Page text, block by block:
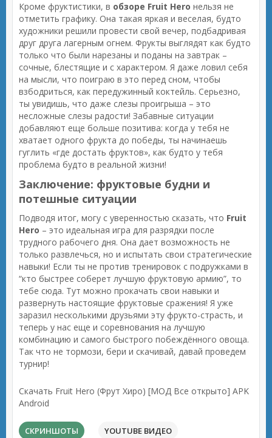
Кроме фруктистики, в обзоре Fruit Hero нельзя не
отметить графику. Она такая яркая и веселая, будто
художники решили провести свой вечер, подбадривая
друг друга лагерным огнем. Фрукты выглядят как будто
только что были нарезаны и поданы на завтрак –
сочные, блестящие и с характером. Я даже ловил себя
на мысли, что поиграю в это перед сном, чтобы
взбодриться, как передужинный коктейль. Серьезно,
ты увидишь, что даже слезы проигрыша – это
несложные слезы радости! Забавные ситуации
добавляют еще больше позитива: когда у тебя не
хватает одного фрукта до победы, ты начинаешь
гуглить «где достать фруктов», как будто у тебя
проблема будто в реальной жизни!
Заключение: фруктовые будни и
потешные ситуации
Подводя итог, могу с уверенностью сказать, что Fruit
Hero – это идеальная игра для разрядки после
трудного рабочего дня. Она дает возможность не
только развлечься, но и испытать свои стратегические
навыки! Если ты не против тренировок с подружками в
“кто быстрее соберет лучшую фруктовую армию”, то
тебе сюда. Тут можно прокачать свои навыки и
развернуть настоящие фруктовые сражения! Я уже
заразил несколькими друзьями эту фрукто-страсть, и
теперь у нас еще и соревнования на лучшую
комбинацию и самого быстрого побеждённого овоща.
Так что не тормози, бери и скачивай, давай проведем
турнир!
Скачать Fruit Hero (Фрут Хиро) [МОД Все открыто] APK
Android
СКРИНШОТЫ YOUTUBE ВИДЕО